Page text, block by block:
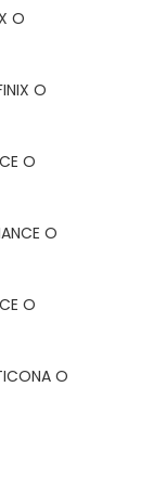
O
O
O
O
O
O